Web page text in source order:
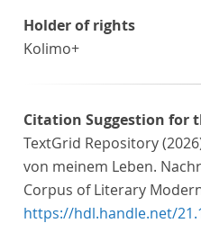
Holder of rights
Kolimo+
Citation Suggestion for
TextGrid Repository
von meinem Leben.
Corpus of Literary
https://hdl.handle.net/